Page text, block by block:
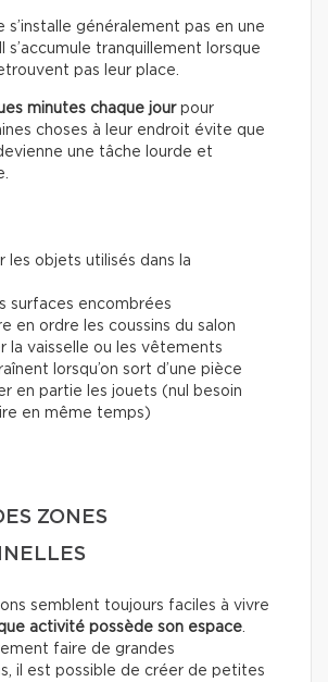
s’installe généralement pas en une
s’accumule tranquillement lorsque
pas leur place.
minutes chaque jourpour
choses à leur endroit évite que
une tâche lourde et
les objets utilisés dans la
surfaces encombrées
en ordre les coussins du salon
la vaisselle ou les vêtements
lorsqu’on sort d’une pièce
en partie les jouets (nul besoin
en même temps)
ZONES
semblent toujours faciles à vivre
activité possède son espace.
faire de grandes
il est possible de créer de petites